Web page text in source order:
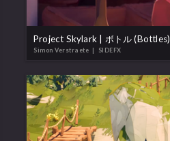
Project Skylark | ボトル (Bottles)
Simon Verstraete | SIDEFX